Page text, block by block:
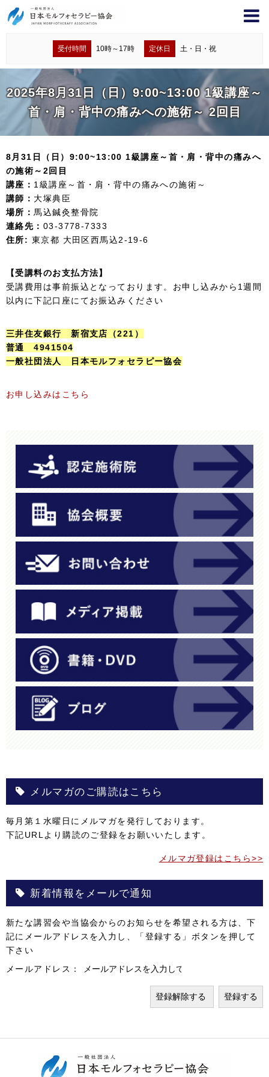
受付時間 10時～17時 定休日 土・日・祝
2025年8月31日（日）9:00~13:00 1級講座～
首・肩・背中の痛みへの施術～ 2回目
8月31日（日）9:00~13:00 1級講座～首・肩・背中の痛みへ
の施術～2回目
講座： 1級講座～首・肩・背中の痛みへの施術～
講師： 大塚典臣
場所： 馬込鍼灸整骨院
連絡先： 03-3778-7333
住所: 東京都 大田区西馬込2-19-6
【受講料のお支払方法】
受講費用は事前振込となっております。お申し込みから1週間
以内に下記口座にてお振込みください
三井住友銀行 新宿支店（221）
普通 4941504
一般社団法人 日本モルフォセラピー協会
お申し込みはこちら
メルマガのご購読はこちら
毎月第１水曜日にメルマガを発行しております。
下記URLより購読のご登録をお願いいたします。
メルマガ登録はこちら>>
新着情報をメールで通知
新たな講習会や当協会からのお知らせを希望される方は、下
記にメールアドレスを入力し、「登録する」ボタンを押して
下さい
メールアドレス：